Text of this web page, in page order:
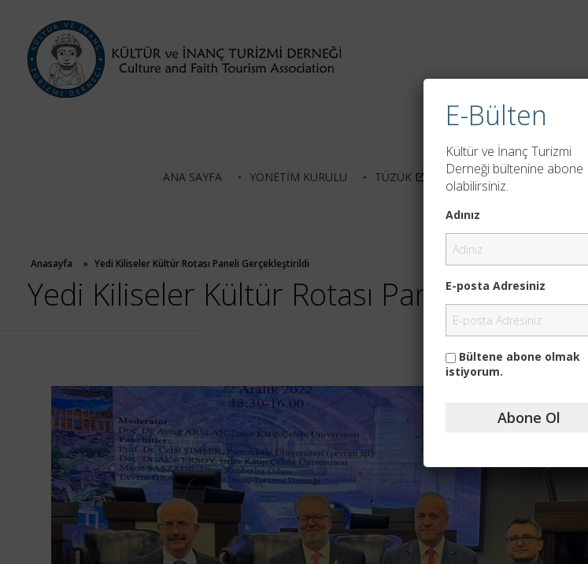
ANA SAYFA YÖNETIM KURULU TÜZÜK ÜYELIK NETWORK
Anasayfa » Yedi Kiliseler Kültür Rotası Paneli Gerçekleştirildi
Yedi Kiliseler Kültür Rotası Paneli
E-Bülten
Kültür ve İnanç Turizmi
Derneği bültenine abone
olabilirsiniz.
Adınız
E-posta Adresiniz
Bültene abone olmak
istiyorum.
Abone Ol